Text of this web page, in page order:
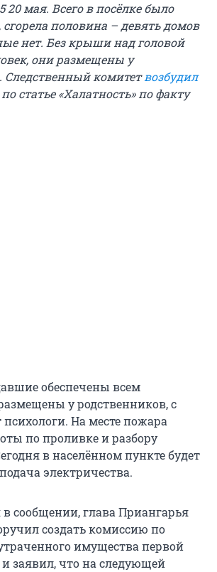
20 мая. Всего в посёлке было
сгорела половина – девять домов
нет. Без крыши над головой
они размещены у
Следственный комитетвозбудил
статье «Халатность» по факту
обеспечены всем
у родственников, с
На месте пожара
по проливке и разбору
в населённом пункте будет
электричества.
в сообщении, глава Приангарья
создать комиссию по
имущества первой
заявил, что на следующей